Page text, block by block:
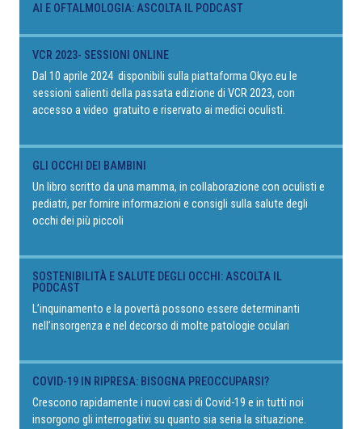
AI E OFTALMOLOGIA: ASCOLTA IL PODCAST
VCR 2023- SESSIONI ONLINE
Dal 10 aprile 2024 disponibili sulla piattaforma Okyo.eu le
sessioni salienti della passata edizione di VCR 2023, con
accesso a video gratuito e riservato ai medici oculisti.
GLI OCCHI DEI BAMBINI
Un libro scritto da una mamma, in collaborazione con oculisti e
pediatri, per fornire informazioni e consigli sulla salute degli
occhi dei più piccoli
SOSTENIBILITÀ E SALUTE DEGLI OCCHI: ASCOLTA IL
PODCAST
L’inquinamento e la povertà possono essere determinanti
nell’insorgenza e nel decorso di molte patologie oculari
COVID-19 IN RIPRESA: BISOGNA PREOCCUPARSI?
Crescono rapidamente i nuovi casi di Covid-19 e in tutti noi
insorgono gli interrogativi su quanto sia seria la situazione.